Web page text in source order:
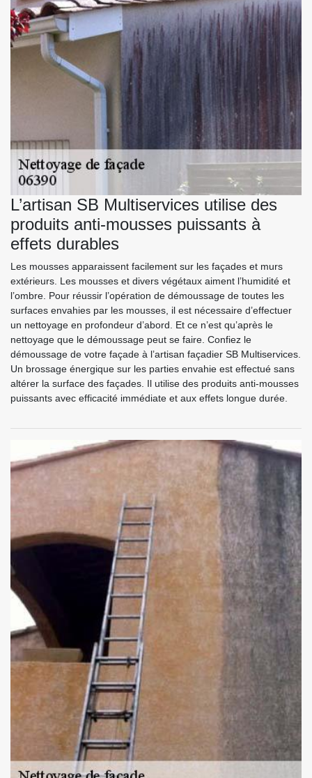
L’artisan SB Multiservices utilise des
produits anti-mousses puissants à
effets durables
Les mousses apparaissent facilement sur les façades et murs
extérieurs. Les mousses et divers végétaux aiment l’humidité et
l’ombre. Pour réussir l’opération de démoussage de toutes les
surfaces envahies par les mousses, il est nécessaire d’effectuer
un nettoyage en profondeur d’abord. Et ce n’est qu’après le
nettoyage que le démoussage peut se faire. Confiez le
démoussage de votre façade à l’artisan façadier SB Multiservices.
Un brossage énergique sur les parties envahie est effectué sans
altérer la surface des façades. Il utilise des produits anti-mousses
puissants avec efficacité immédiate et aux effets longue durée.